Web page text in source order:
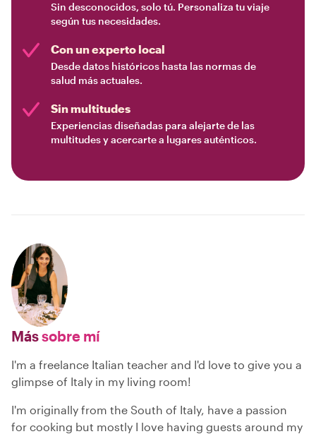
Sin desconocidos, solo tú. Personaliza tu viaje
según tus necesidades.
Con un experto local
Desde datos históricos hasta las normas de
salud más actuales.
Sin multitudes
Experiencias diseñadas para alejarte de las
multitudes y acercarte a lugares auténticos.
Mássobre mí
I'm a freelance Italian teacher and I'd love to give you a
glimpse of Italy in my living room!
I'm originally from the South of Italy, have a passion
for cooking but mostly I love having guests around my